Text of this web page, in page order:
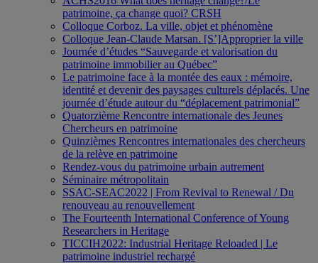
patrimoine, ça change quoi? CRSH
Colloque Corboz. La ville, objet et phénomène
Colloque Jean-Claude Marsan. [S’]Approprier la ville
Journée d’études “Sauvegarde et valorisation du
patrimoine immobilier au Québec”
Le patrimoine face à la montée des eaux : mémoire,
identité et devenir des paysages culturels déplacés. Une
journée d’étude autour du “déplacement patrimonial”
Quatorzième Rencontre internationale des Jeunes
Chercheurs en patrimoine
Quinzièmes Rencontres internationales des chercheurs
de la relève en patrimoine
Rendez-vous du patrimoine urbain autrement
Séminaire métropolitain
SSAC-SEAC2022 | From Revival to Renewal / Du
renouveau au renouvellement
The Fourteenth International Conference of Young
Researchers in Heritage
TICCIH2022: Industrial Heritage Reloaded | Le
patrimoine industriel rechargé